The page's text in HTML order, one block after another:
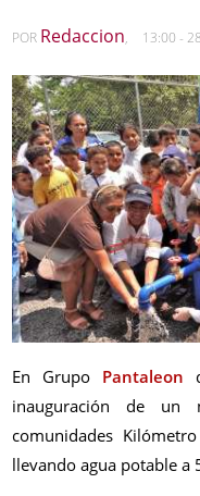
POR Redaccion, 13:00 -
En Grupo Pantaleon
inauguración de un
comunidades
llevando agua potable a